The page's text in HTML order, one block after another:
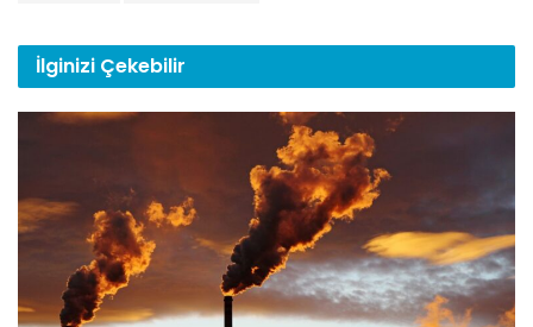
İlginizi Çekebilir